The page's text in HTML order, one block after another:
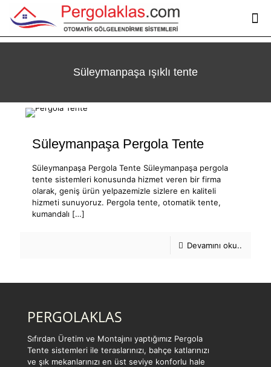
Süleymanpaşa ışıklı tente
Süleymanpaşa Pergola Tente
Süleymanpaşa Pergola Tente Süleymanpaşa pergola
tente sistemleri konusunda hizmet veren bir firma
olarak, geniş ürün yelpazemizle sizlere en kaliteli
hizmeti sunuyoruz. Pergola tente, otomatik tente,
kumandalı […]
Devamını oku..
PERGOLAKLAS
Sıfırdan Üretim ve Montajını yaptığımız Pergola
Tente sistemleri ile teraslarınızı, bahçe katlarınızı
ve şık mekanlarınızı en üst seviye konforlu hale